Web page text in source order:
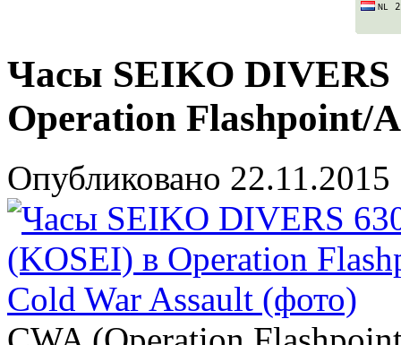
Часы SEIKO DIVERS
Operation Flashpoint/
Опубликовано 22.11.2015